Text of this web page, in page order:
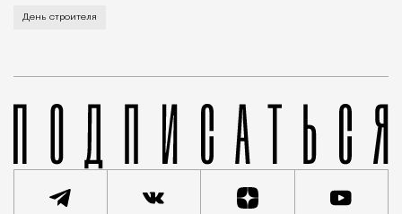
В этом году профессиональный праздник День
День строителя